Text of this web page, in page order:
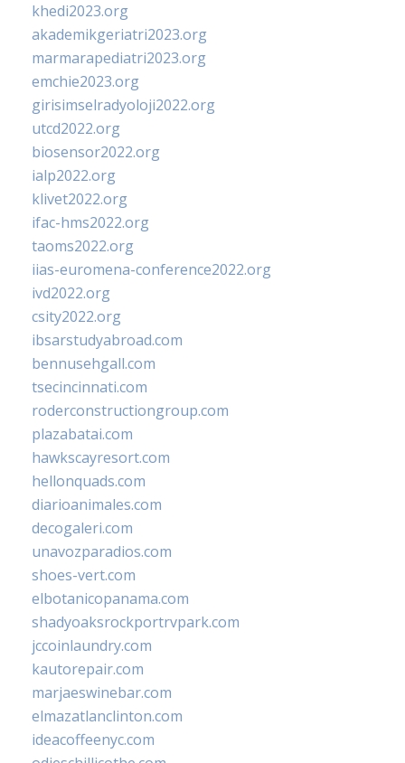
khedi2023.org
akademikgeriatri2023.org
marmarapediatri2023.org
emchie2023.org
girisimselradyoloji2022.org
utcd2022.org
biosensor2022.org
ialp2022.org
klivet2022.org
ifac-hms2022.org
taoms2022.org
iias-euromena-conference2022.org
ivd2022.org
csity2022.org
ibsarstudyabroad.com
bennusehgall.com
tsecincinnati.com
roderconstructiongroup.com
plazabatai.com
hawkscayresort.com
hellonquads.com
diarioanimales.com
decogaleri.com
unavozparadios.com
shoes-vert.com
elbotanicopanama.com
shadyoaksrockportrvpark.com
jccoinlaundry.com
kautorepair.com
marjaeswinebar.com
elmazatlanclinton.com
ideacoffeenyc.com